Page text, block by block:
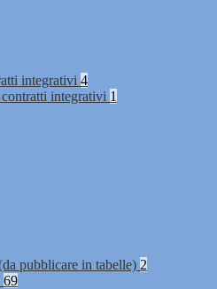
integrativi 4
integrativi 1
pubblicare in tabelle) 2
69